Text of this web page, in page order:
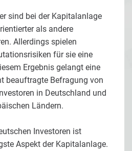
sind bei der Kapitalanlage
als andere
Allerdings spielen
für sie eine
Ergebnis gelangt eine
beauftragte Befragung von
in Deutschland und
Ländern.
Investoren ist
Aspekt der Kapitalanlage.